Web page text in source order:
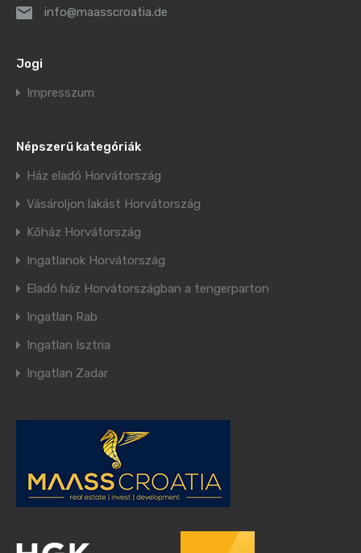
info@maasscroatia.de
Jogi
Impresszum
Népszerű kategóriák
Ház eladó Horvátország
Vásároljon lakást Horvátország
Kőház Horvátország
Ingatlanok Horvátország
Eladó ház Horvátországban a tengerparton
Ingatlan Rab
Ingatlan Isztria
Ingatlan Zadar